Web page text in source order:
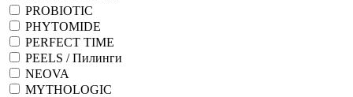
PROBIOTIC
PHYTOMIDE
PERFECT TIME
PEELS / Пилинги
NEOVA
MYTHOLOGIC